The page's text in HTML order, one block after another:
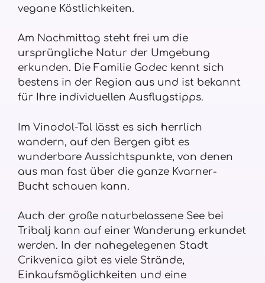
vegane Köstlichkeiten.
Am Nachmittag steht frei um die
ursprüngliche Natur der Umgebung
erkunden. Die Familie Godec kennt sich
bestens in der Region aus und ist bekannt
für Ihre individuellen Ausflugstipps.
Im Vinodol-Tal lässt es sich herrlich
wandern, auf den Bergen gibt es
wunderbare Aussichtspunkte, von denen
aus man fast über die ganze Kvarner-
Bucht schauen kann.
Auch der große naturbelassene See bei
Tribalj kann auf einer Wanderung erkundet
werden. In der nahegelegenen Stadt
Crikvenica gibt es viele Strände,
Einkaufsmöglichkeiten und eine